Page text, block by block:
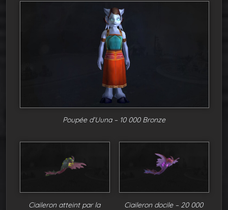
Poupée d’Uuna – 10 000 Bronze
Ciaileron atteint par la
Ciaileron docile – 20 000